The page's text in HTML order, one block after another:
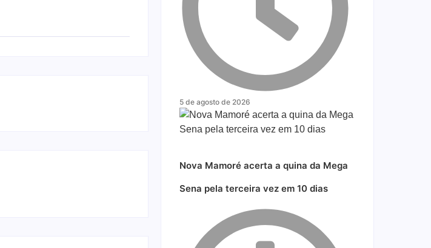
5 de agosto de 2026
Nova Mamoré acerta a quina da Mega
Sena pela terceira vez em 10 dias